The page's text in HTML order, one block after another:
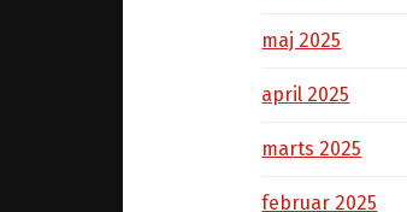
maj 2025
april 2025
marts 2025
februar 2025